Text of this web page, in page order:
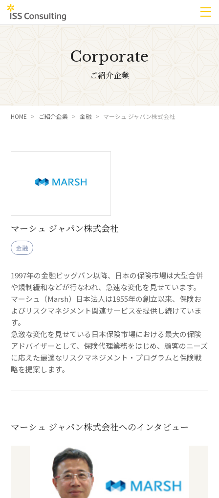
Corporate
ご紹介企業
HOME ご紹介企業 金融 マーシュ ジャパン株式会社
マーシュ ジャパン株式会社
金融
1997年の金融ビッグバン以降、日本の保険市場は大型合併
や規制緩和などが行なわれ、急速な変化を見せています。
マーシュ（Marsh）日本法人は1955年の創立以来、保険お
よびリスクマネジメント関連サービスを提供し続けていま
す。
急激な変化を見せている日本保険市場における最大の保険
アドバイザーとして、保険代理業務をはじめ、顧客のニーズ
に応えた最適なリスクマネジメント・プログラムと保険戦
略を提案します。
マーシュ ジャパン株式会社へのインタビュー